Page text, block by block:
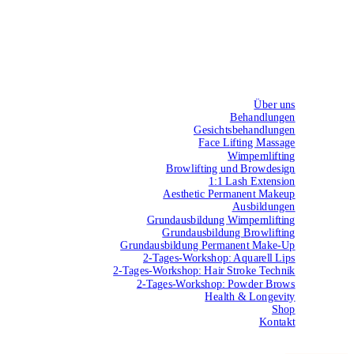
Über uns
Behandlungen
Gesichtsbehandlungen
Face Lifting Massage
Wimpernlifting
Browlifting und Browdesign
1:1 Lash Extension
Aesthetic Permanent Makeup
Ausbildungen
Grundausbildung Wimpernlifting
Grundausbildung Browlifting
Grundausbildung Permanent Make-Up
2-Tages-Workshop: Aquarell Lips
2-Tages-Workshop: Hair Stroke Technik
2-Tages-Workshop: Powder Brows
Health & Longevity
Shop
Kontakt